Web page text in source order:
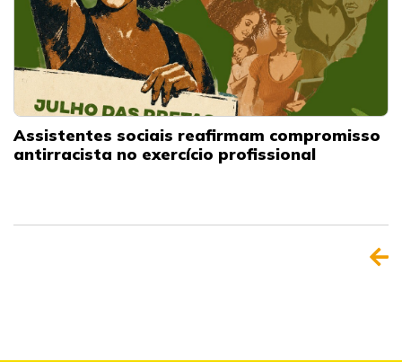
Assistentes sociais reafirmam compromisso
antirracista no exercício profissional